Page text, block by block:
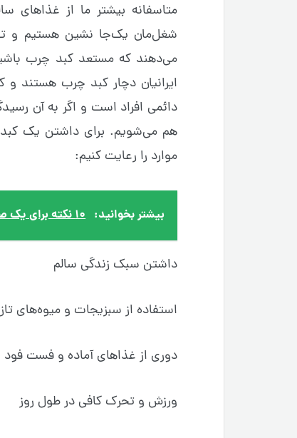
متاسفانه بیشتر ما از غذاهای
شغل‌مان یک‌جا نشین هستیم و
می‌دهند که مستعد کبد چرب
ایرانیان دچار کبد چرب هستند
دائمی افراد است و اگر به آن
هم می‌شویم. برای داشتن یک کبد
موارد را رعایت کنیم:
بیشتر بخوانید: ۱۰ نکته برای یک صبح پر انرژی و موفق
داشتن سبک زندگی سالم
استفاده از سبزیجات و میوه‌های
دوری از غذاهای آماده و فست فود
ورزش و تحرک کافی در طول روز